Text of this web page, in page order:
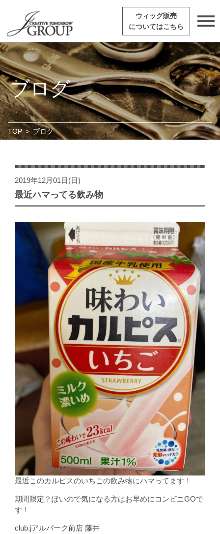
ウィッグ販売
についてはこちら
ブログ
TOP > ブログ
2019年12月01日(日)
最近ハマってる飲み物
最近このカルピスのいちごの飲み物にハマってます！
期間限定？ぽいので気になる方はお早めにコンビニGOで
す！
club.jアルパーク前店 藤井